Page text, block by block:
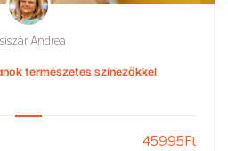
Andrea
természetes színezőkkel
45995Ft